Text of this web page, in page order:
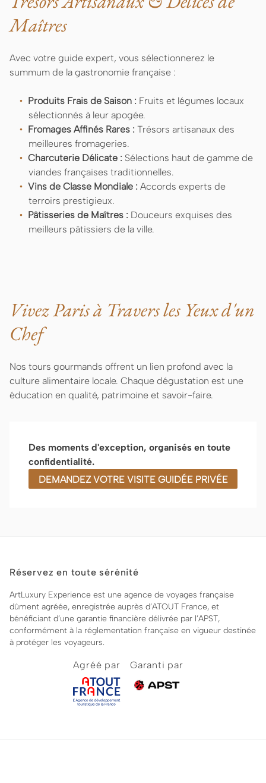
Maîtres
Avec votre guide expert, vous sélectionnerez le
summum de la gastronomie française :
Produits Frais de Saison : Fruits et légumes locaux
sélectionnés à leur apogée.
Fromages Affinés Rares : Trésors artisanaux des
meilleures fromageries.
Charcuterie Délicate : Sélections haut de gamme de
viandes françaises traditionnelles.
Vins de Classe Mondiale : Accords experts de
terroirs prestigieux.
Pâtisseries de Maîtres : Douceurs exquises des
meilleurs pâtissiers de la ville.
Vivez Paris à Travers les Yeux d'un
Chef
Nos tours gourmands offrent un lien profond avec la
culture alimentaire locale. Chaque dégustation est une
éducation en qualité, patrimoine et savoir-faire.
Des moments d'exception, organisés en toute
confidentialité.
DEMANDEZ VOTRE VISITE GUIDÉE PRIVÉE
Réservez en toute sérénité
ArtLuxury Experience est une agence de voyages française
dûment agréée, enregistrée auprès d’ATOUT France, et
bénéficiant d’une garantie financière délivrée par l’APST,
conformément à la réglementation française en vigueur destinée
à protéger les voyageurs.
Agréé par Garanti par